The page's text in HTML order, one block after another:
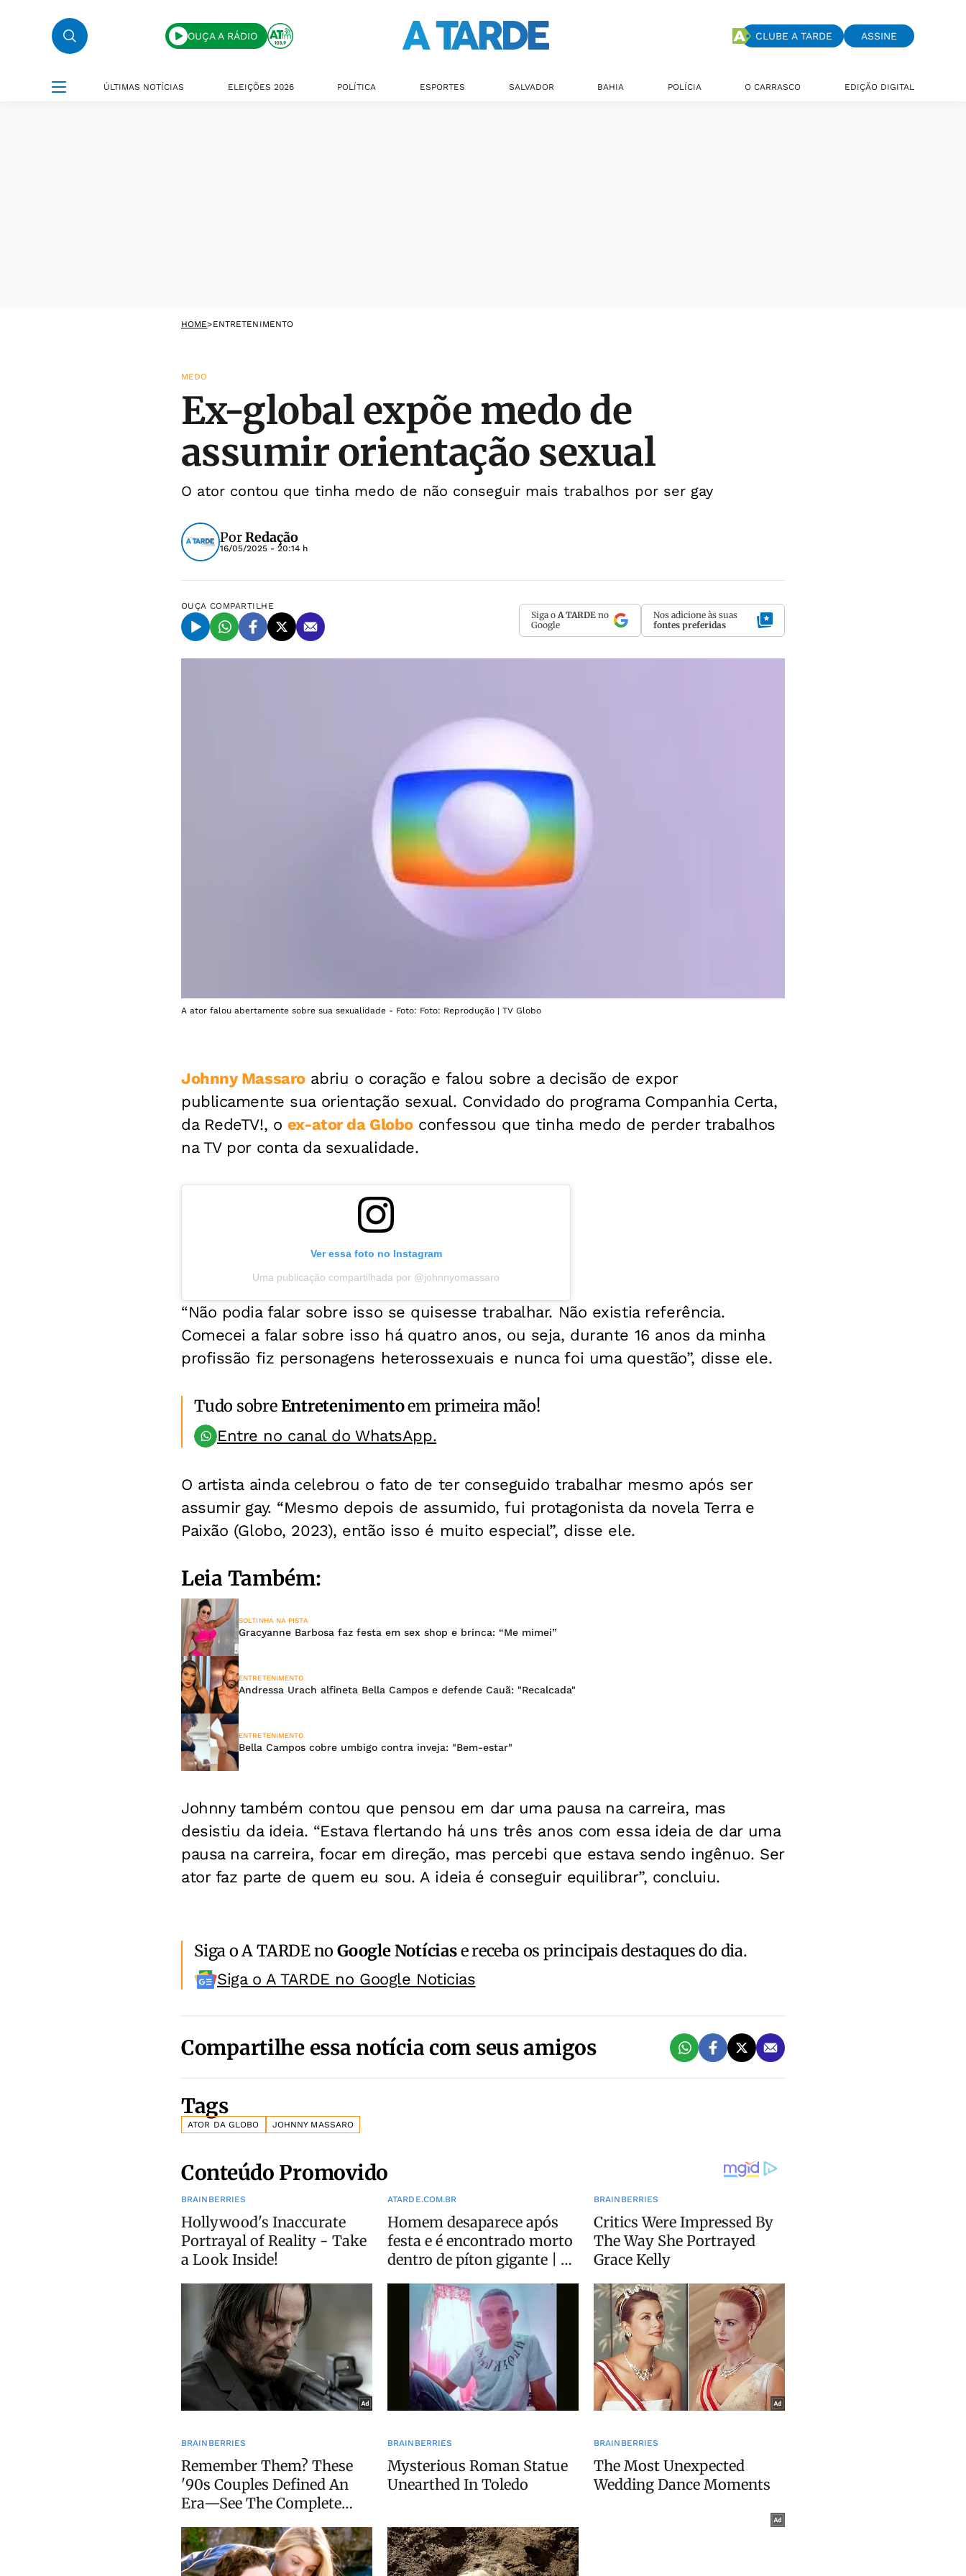
OUÇA A RÁDIO CLUBE A TARDE ASSINE
ÚLTIMAS NOTÍCIAS ELEIÇÕES 2026 POLÍTICA ESPORTES SALVADOR BAHIA POLÍCIA O CARRASCO EDIÇÃO DIGITAL
HOME>ENTRETENIMENTO
MEDO
Ex-global expõe medo de
assumir orientação sexual
O ator contou que tinha medo de não conseguir mais trabalhos por ser gay
PorRedação
16/05/2025 - 20:14 h
OUÇA COMPARTILHE
Siga o A TARDE no
Google
Nos adicione às suas
fontes preferidas
A ator falou abertamente sobre sua sexualidade - Foto: Foto: Reprodução | TV Globo
Johnny Massaroabriu o coração e falou sobre a decisão de expor
publicamente sua orientação sexual. Convidado do programa Companhia Certa,
da RedeTV!, o ex-ator da Globoconfessou que tinha medo de perder trabalhos
na TV por conta da sexualidade.
Ver essa foto no Instagram
Uma publicação compartilhada por @johnnyomassaro
“Não podia falar sobre isso se quisesse trabalhar. Não existia referência.
Comecei a falar sobre isso há quatro anos, ou seja, durante 16 anos da minha
profissão fiz personagens heterossexuais e nunca foi uma questão”, disse ele.
Tudo sobreEntretenimentoem primeira mão!
Entre no canal do WhatsApp.
O artista ainda celebrou o fato de ter conseguido trabalhar mesmo após ser
assumir gay. “Mesmo depois de assumido, fui protagonista da novela Terra e
Paixão (Globo, 2023), então isso é muito especial”, disse ele.
Leia Também:
SOLTINHA NA PISTA
Gracyanne Barbosa faz festa em sex shop e brinca: “Me mimei”
ENTRETENIMENTO
Andressa Urach alfineta Bella Campos e defende Cauã: "Recalcada"
ENTRETENIMENTO
Bella Campos cobre umbigo contra inveja: "Bem-estar"
Johnny também contou que pensou em dar uma pausa na carreira, mas
desistiu da ideia. “Estava flertando há uns três anos com essa ideia de dar uma
pausa na carreira, focar em direção, mas percebi que estava sendo ingênuo. Ser
ator faz parte de quem eu sou. A ideia é conseguir equilibrar”, concluiu.
Siga o A TARDE noGoogle Notíciase receba os principais destaques do dia.
Siga o A TARDE no Google Noticias
Compartilhe essa notícia com seus amigos
Tags
ATOR DA GLOBO JOHNNY MASSARO